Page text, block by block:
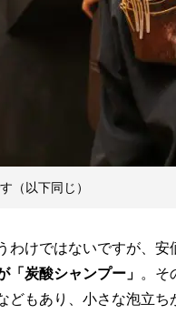
（以下同じ）
けではないですが、安
「炭酸シャンプー」 。そ
どもあり、小さな泡立